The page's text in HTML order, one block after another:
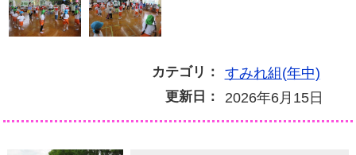
カテゴリ： すみれ組(年中)
更新日： 2026年6月15日